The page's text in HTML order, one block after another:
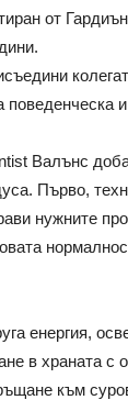
от
поведенческа
Валънс
Първо,
нужните
енергия,
в храната с
към